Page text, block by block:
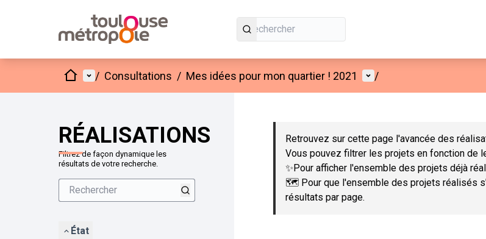
AccueilMenu principal
/ Consultations / Mes idées pour mon quartier ! 2021 Menu utilisateur
/
RÉALISATIONS
Filtrez de façon dynamique les
résultats de votre recherche.
État
Passer la carte
Retrouvez sur cette page l'avancée des
Vous pouvez filtrer les projets en fonction de
✨Pour afficher l'ensemble des projets déjà
🗺️ Pour que l'ensemble des projets réalisés
résultats par page.